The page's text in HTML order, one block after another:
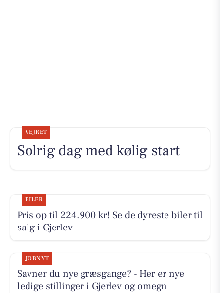
VEJRET
Solrig dag med kølig start
BILER
Pris op til 224.900 kr! Se de dyreste biler til
salg i Gjerlev
JOBNYT
Savner du nye græsgange? - Her er nye
ledige stillinger i Gjerlev og omegn